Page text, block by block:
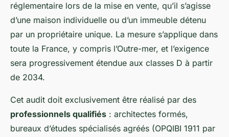
réglementaire lors de la mise en vente, qu’il s’agisse
d’une maison individuelle ou d’un immeuble détenu
par un propriétaire unique. La mesure s’applique dans
toute la France, y compris l’Outre-mer, et l’exigence
sera progressivement étendue aux classes D à partir
de 2034.
Cet audit doit exclusivement être réalisé par des
professionnels qualifiés : architectes formés,
bureaux d’études spécialisés agréés (OPQIBI 1911 par